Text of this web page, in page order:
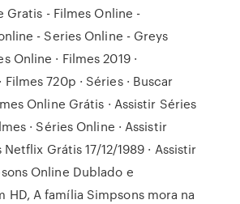
Gratis - Filmes Online -
- Series Online - Greys
Online · Filmes 2019 ·
Filmes 720p · Séries · Buscar
Online Grátis · Assistir Séries
· Séries Online · Assistir
Netflix Grátis 17/12/1989 · Assistir
Online Dublado e
HD, A família Simpsons mora na